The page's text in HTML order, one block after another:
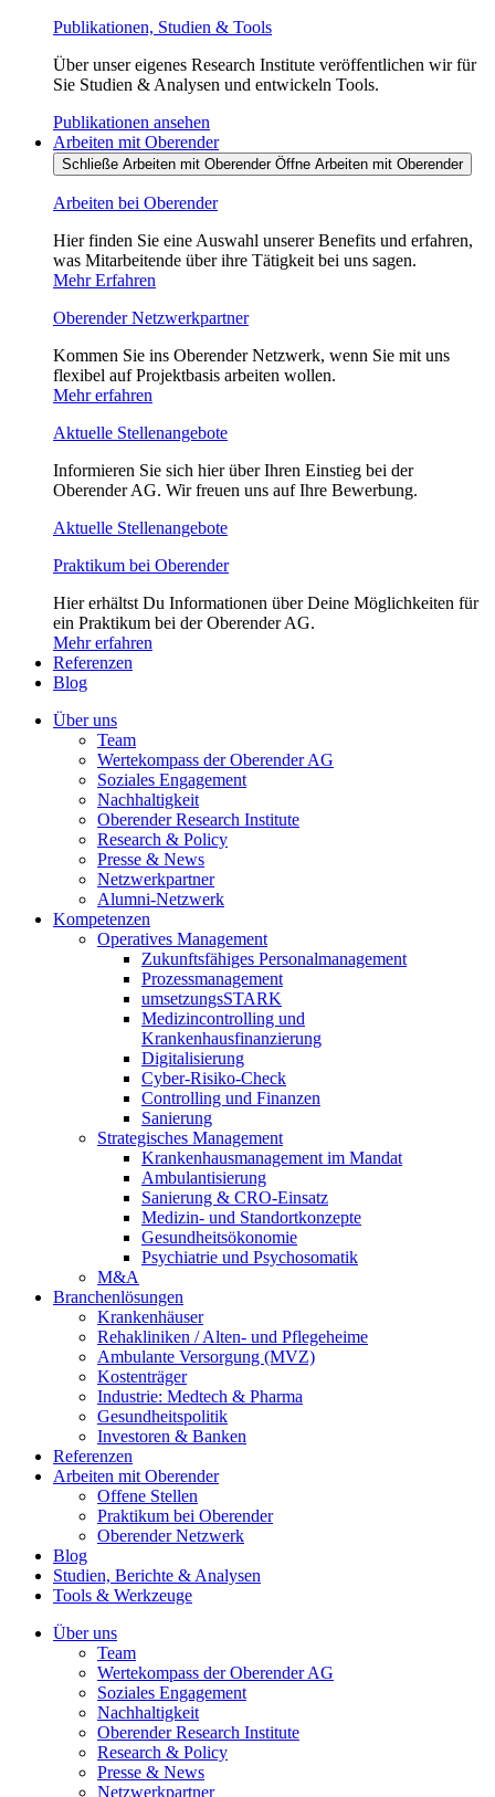
Publikationen, Studien & Tools
Über unser eigenes Research Institute veröffentlichen wir für
Sie Studien & Analysen und entwickeln Tools.
Publikationen ansehen
Arbeiten mit Oberender
Schließe Arbeiten mit Oberender Öffne Arbeiten mit Oberender
Arbeiten bei Oberender
Hier finden Sie eine Auswahl unserer Benefits und erfahren,
was Mitarbeitende über ihre Tätigkeit bei uns sagen.
Mehr Erfahren
Oberender Netzwerkpartner
Kommen Sie ins Oberender Netzwerk, wenn Sie mit uns
flexibel auf Projektbasis arbeiten wollen.
Mehr erfahren
Aktuelle Stellenangebote
Informieren Sie sich hier über Ihren Einstieg bei der
Oberender AG. Wir freuen uns auf Ihre Bewerbung.
Aktuelle Stellenangebote
Praktikum bei Oberender
Hier erhältst Du Informationen über Deine Möglichkeiten für
ein Praktikum bei der Oberender AG.
Mehr erfahren
Referenzen
Blog
Über uns
Team
Wertekompass der Oberender AG
Soziales Engagement
Nachhaltigkeit
Oberender Research Institute
Research & Policy
Presse & News
Netzwerkpartner
Alumni-Netzwerk
Kompetenzen
Operatives Management
Zukunftsfähiges Personalmanagement
Prozessmanagement
umsetzungsSTARK
Medizincontrolling und
Krankenhausfinanzierung
Digitalisierung
Cyber-Risiko-Check
Controlling und Finanzen
Sanierung
Strategisches Management
Krankenhausmanagement im Mandat
Ambulantisierung
Sanierung & CRO-Einsatz
Medizin- und Standortkonzepte
Gesundheitsökonomie
Psychiatrie und Psychosomatik
M&A
Branchenlösungen
Krankenhäuser
Rehakliniken / Alten- und Pflegeheime
Ambulante Versorgung (MVZ)
Kostenträger
Industrie: Medtech & Pharma
Gesundheitspolitik
Investoren & Banken
Referenzen
Arbeiten mit Oberender
Offene Stellen
Praktikum bei Oberender
Oberender Netzwerk
Blog
Studien, Berichte & Analysen
Tools & Werkzeuge
Über uns
Team
Wertekompass der Oberender AG
Soziales Engagement
Nachhaltigkeit
Oberender Research Institute
Research & Policy
Presse & News
Netzwerkpartner